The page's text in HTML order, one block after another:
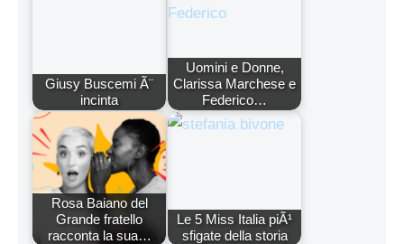
Giusy Buscemi Ã¨
incinta
Uomini e Donne,
Clarissa Marchese e
Federico…
Rosa Baiano del
Grande fratello
racconta la sua…
Le 5 Miss Italia piÃ¹
sfigate della storia